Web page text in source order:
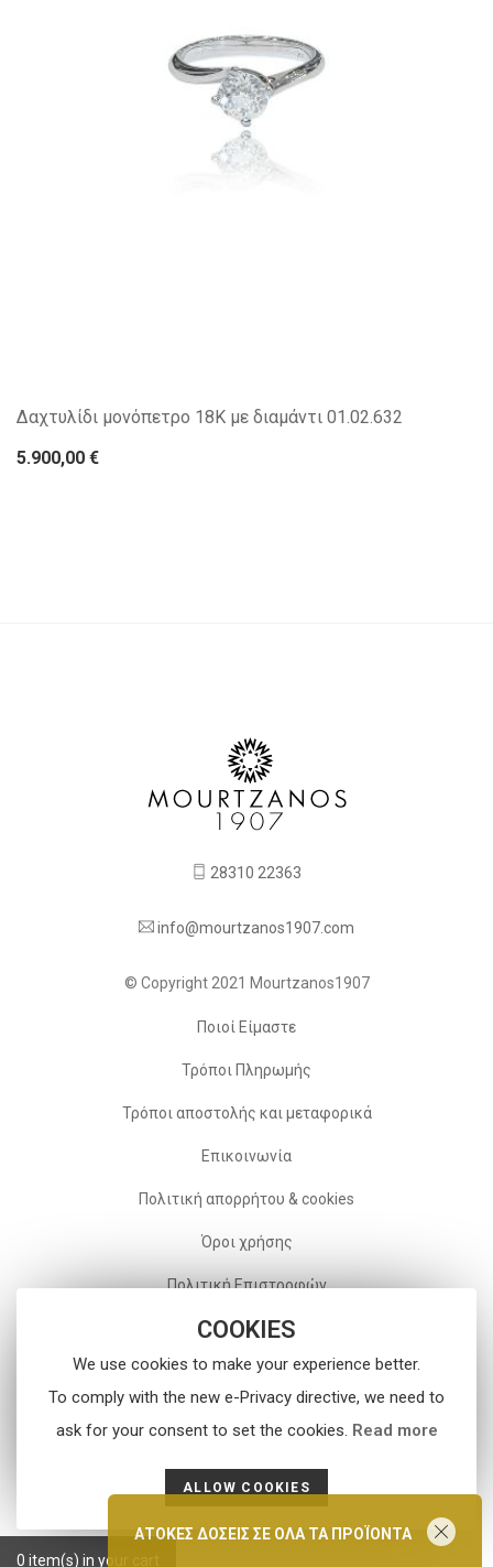
Δαχτυλίδι μονόπετρο 18Κ με διαμάντι 01.02.632
5.900,00 €
COOKIES
We use cookies to make your experience better.
To comply with the new e-Privacy directive, we need to
ask for your consent to set the cookies. Read more
ALLOW COOKIES
28310 22363
info@mourtzanos1907.com
© Copyright 2021 Mourtzanos1907
Ποιοί Είμαστε
Τρόποι Πληρωμής
Τρόποι αποστολής και μεταφορικά
Επικοινωνία
Πολιτική απορρήτου & cookies
Όροι χρήσης
Πολιτική Επιστροφών
Follow Us On Social
ΑΤΟΚΕΣ ΔΟΣΕΙΣ ΣΕ ΟΛΑ ΤΑ ΠΡΟΪΟΝΤΑ
0 item(s) in your cart